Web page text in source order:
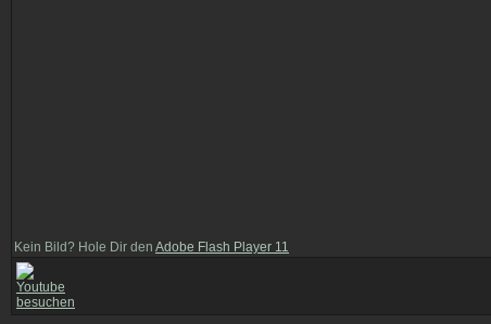
Kein Bild? Hole Dir den Adobe Flash Player 11